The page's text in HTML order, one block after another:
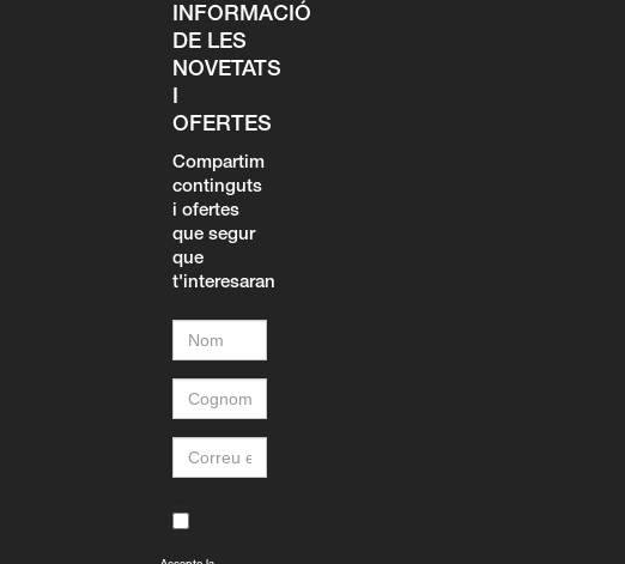
INFORMACIÓ
DE LES
NOVETATS
I
OFERTES
Compartim
continguts
i ofertes
que segur
que
t'interesaran